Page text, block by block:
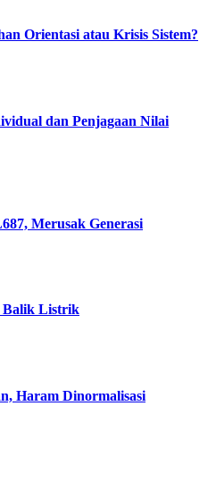
Orientasi atau Krisis Sistem?
dan Penjagaan Nilai
Merusak Generasi
Balik Listrik
Haram Dinormalisasi